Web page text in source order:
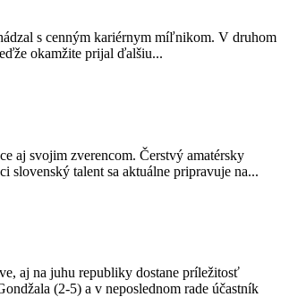
s cenným kariérnym míľnikom. V druhom
okamžite prijal ďalšiu...
aj svojim zverencom. Čerstvý amatérsky
slovenský talent sa aktuálne pripravuje na...
aj na juhu republiky dostane príležitosť
(2-5) a v neposlednom rade účastník